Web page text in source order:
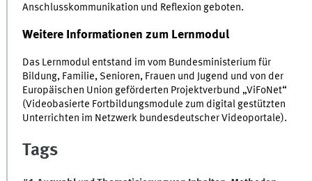
Anschlusskommunikation und Reflexion geboten.
Weitere Informationen zum Lernmodul
Das Lernmodul entstand im vom Bundesministerium für
Bildung, Familie, Senioren, Frauen und Jugend und von der
Europäischen Union geförderten Projektverbund „ViFoNet“
(Videobasierte Fortbildungsmodule zum digital gestützten
Unterrichten im Netzwerk bundesdeutscher Videoportale).
Tags